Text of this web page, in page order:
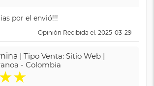
por el envió!!!
Opinión Recibida el: 2025-03-29
| Tipo Venta: Sitio Web |
- Colombia
★★